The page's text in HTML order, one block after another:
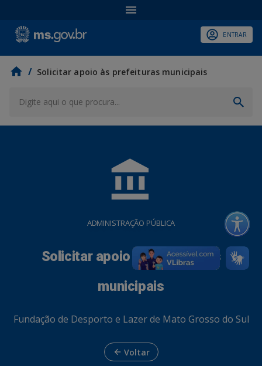
ENTRAR
/ Solicitar apoio às prefeituras municipais
ADMINISTRAÇÃO PÚBLICA
Solicitar apoio às prefeituras
municipais
Fundação de Desporto e Lazer de Mato Grosso do Sul
Voltar
account_balance